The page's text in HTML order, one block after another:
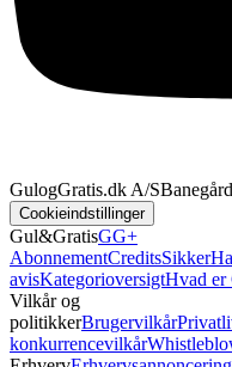
GulogGratis.dk A/S
Cookieindstillinger
Gul&GratisGG+
AbonnementCredits
avisKategorioversigtHvad er
Vilkår og
politikkerBrugervilkår
konkurrencevilkår